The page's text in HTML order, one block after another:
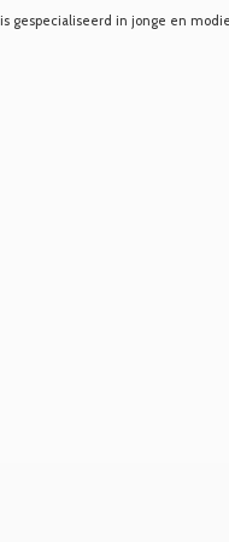
is gespecialiseerd in jonge en